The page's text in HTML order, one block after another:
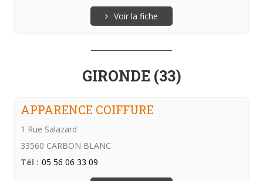
Voir la fiche
GIRONDE (33)
APPARENCE COIFFURE
1 Rue Salazard
33560 CARBON BLANC
Tél : 05 56 06 33 09